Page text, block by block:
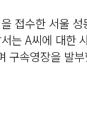
접수한 서울
는 A씨에 대한
구속영장을 발